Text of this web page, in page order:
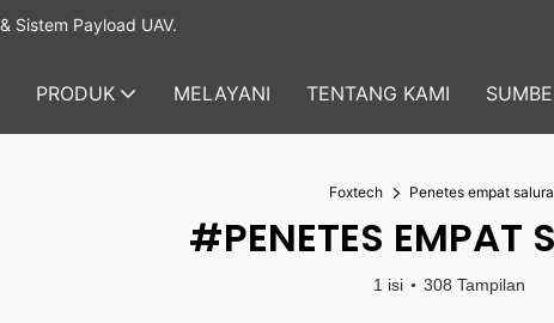
Sistem Payload UAV.
PRODUK MELAYANI TENTANG KAMI
Foxtech Penetes empat
#PENETES EMPAT
1 isi 308 Tampilan